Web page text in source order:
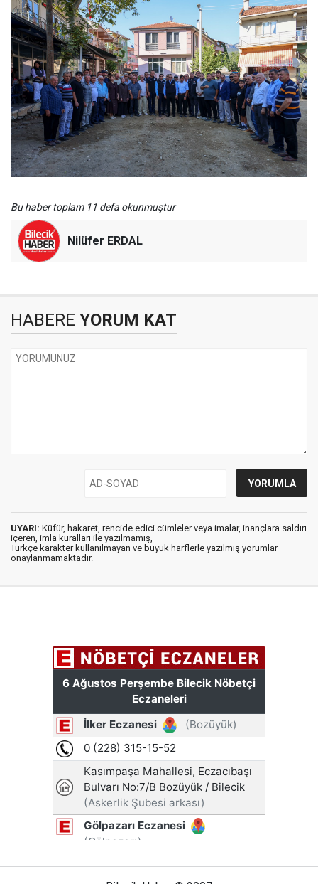
Bu haber toplam 11 defa okunmuştur
Nilüfer ERDAL
HABERE YORUM KAT
UYARI: Küfür, hakaret, rencide edici cümleler veya imalar, inançlara saldırı
içeren, imla kuralları ile yazılmamış,
Türkçe karakter kullanılmayan ve büyük harflerle yazılmış yorumlar
onaylanmamaktadır.